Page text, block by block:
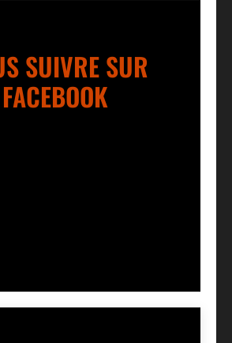
SUIVRE SUR
FACEBOOK